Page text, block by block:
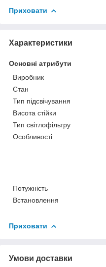
Приховати
Характеристики
Основні атрибути
Виробник
Стан
Тип підсвічування
Висота стійки
Тип світлофільтру
Особливості
Потужність
Встановлення
Приховати
Умови доставки